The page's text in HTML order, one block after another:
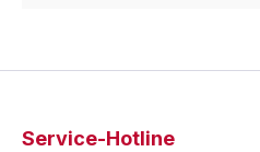
Service-Hotline